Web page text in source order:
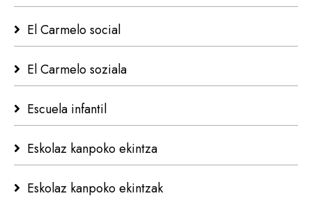
El Carmelo social
El Carmelo soziala
Escuela infantil
Eskolaz kanpoko ekintza
Eskolaz kanpoko ekintzak